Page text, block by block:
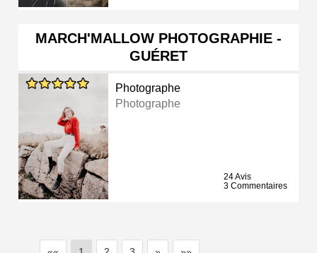
MARCH'MALLOW PHOTOGRAPHIE -
GUÉRET
Photographe
Photographe
24 Avis
3 Commentaires